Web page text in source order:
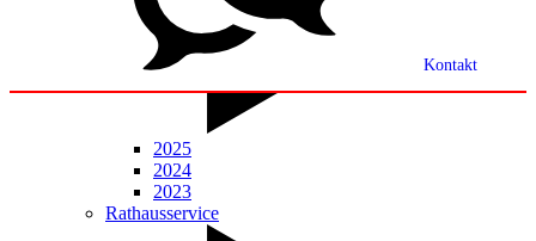
Kontakt
2025
2024
2023
Rathausservice